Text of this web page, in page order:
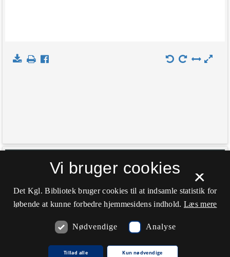
Indlæs kort
×
Vi bruger cookies
Det Kgl. Bibliotek bruger cookies til at indsamle statistik for
løbende at kunne forbedre hjemmesidens indhold. Læs mere
Nødvendige Analyse
Tillad alle Kun nødvendige